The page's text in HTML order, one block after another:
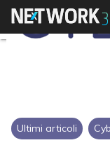
Ultimi articoli